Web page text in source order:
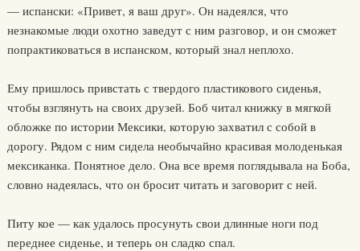
— испански: «Привет, я ваш друг». Он надеялся, что
незнакомые люди охотно заведут с ним разговор, и он сможет
попрактиковаться в испанском, который знал неплохо.
Ему пришлось привстать с твердого пластикового сиденья,
чтобы взглянуть на своих друзей. Боб читал книжку в мягкой
обложке по истории Мексики, которую захватил с собой в
дорогу. Рядом с ним сидела необычайно красивая молоденькая
мексиканка. Понятное дело. Она все время поглядывала на Боба,
словно надеялась, что он бросит читать и заговорит с ней.
Питу кое — как удалось просунуть свои длинные ноги под
переднее сиденье, и теперь он сладко спал.